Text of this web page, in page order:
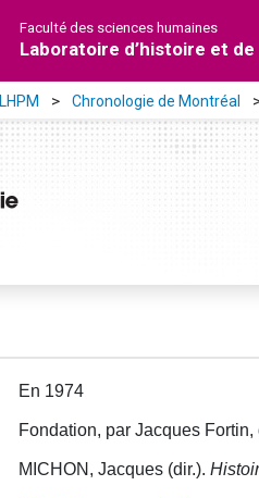
Faculté des sciences humaines
Laboratoire d’histoire et
LHPM Chronologie de Montréal
En 1974
Fondation, par Jacques
MICHON, Jacques (dir.).